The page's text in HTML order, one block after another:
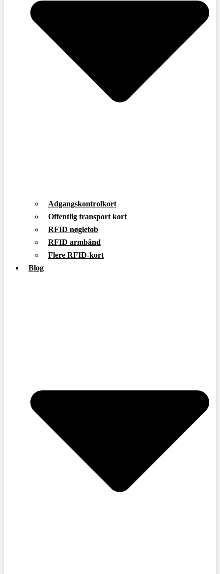
Adgangskontrolkort
Offentlig transport kort
RFID nøglefob
RFID armbånd
Flere RFID-kort
Blog